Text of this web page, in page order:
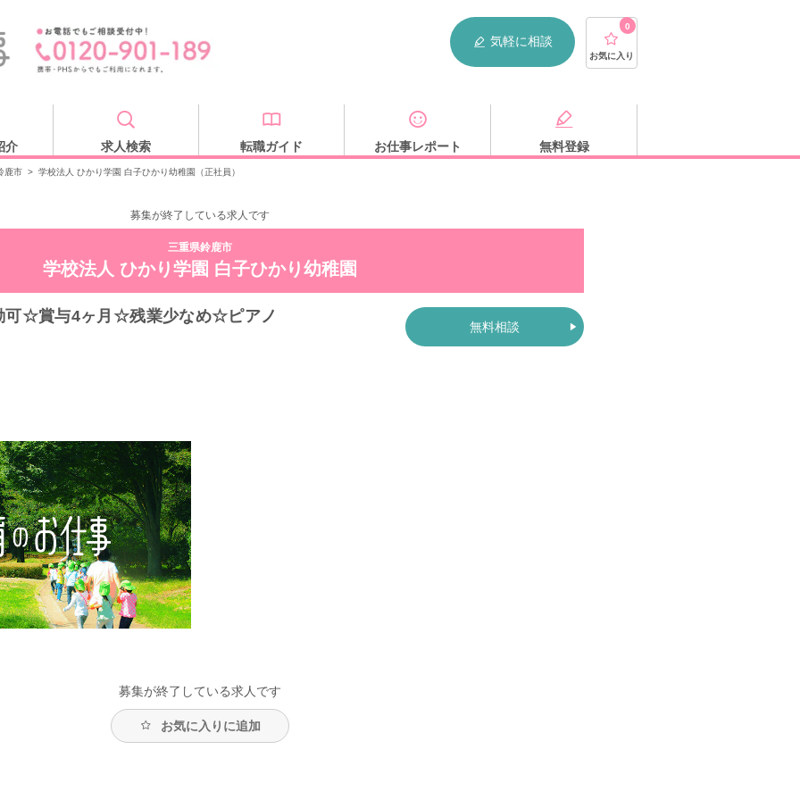
気軽に相談
0
お気に入り
介 求人検索 転職ガイド お仕事レポート 無料登録
鹿市 > 学校法人 ひかり学園 白子ひかり幼稚園（正社員）
募集が終了している求人です
三重県鈴鹿市
学校法人 ひかり学園 白子ひかり幼稚園
可☆賞与4ヶ月☆残業少なめ☆ピアノ
無料相談
募集が終了している求人です
お気に入りに追加